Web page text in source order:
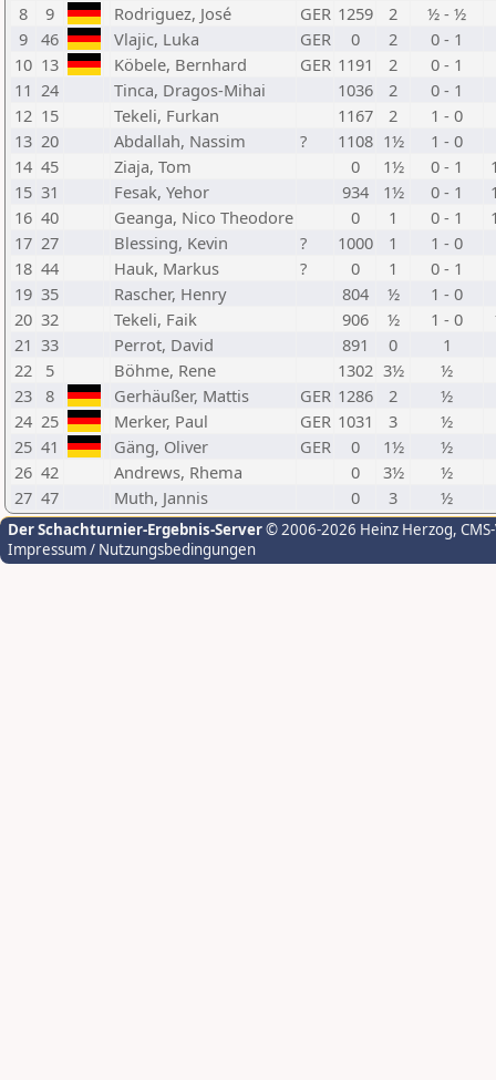
8
9 Rodriguez, José GER 1259 2
½ - ½
9
46 Vlajic, Luka GER 0 2
0 - 1
10 13 Köbele, Bernhard GER 1191 2
0 - 1
11 24 Tinca, Dragos-Mihai 1036 2
0 - 1
12 15 Tekeli, Furkan 1167 2
1 - 0
13 20 Abdallah, Nassim ? 1108 1½
1 - 0
14 45 Ziaja, Tom 0 1½ 0 - 1
15 31 Fesak, Yehor 934 1½ 0 - 1
16 40 Geanga, Nico Theodore 0 1 0 - 1
17 27 Blessing, Kevin ? 1000 1
1 - 0
18 44 Hauk, Markus ? 0 1
0 - 1
19 35 Rascher, Henry 804 ½
1 - 0
20 32 Tekeli, Faik 906 ½ 1 - 0
21 33 Perrot, David 891 0
1
22
5 Böhme, Rene 1302 3½
½
23
8 Gerhäußer, Mattis GER 1286 2
½
24 25 Merker, Paul GER 1031 3
½
25 41 Gäng, Oliver GER 0 1½
½
26 42 Andrews, Rhema 0 3½
½
27 47 Muth, Jannis 0 3 ½
Der Schachturnier-Ergebnis-Server© 2006-2026 Heinz Herzog,
Impressum / Nutzungsbedingungen